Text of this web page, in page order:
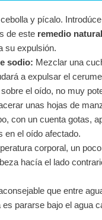
y pícalo.
de este remedio
su expulsión.
sodio: Mezclar una
a expulsar el
el oído, no muy
unas hojas de
con un cuenta gotas,
en el oído afectado.
corporal, un
hacía el lado
que entre
pararse bajo el agua